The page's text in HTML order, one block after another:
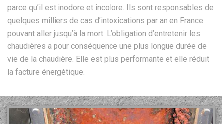
parce qu’il est inodore et incolore. Ils sont responsables de
quelques milliers de cas d’intoxications par an en France
pouvant aller jusqu’à la mort. L’obligation d’entretenir les
chaudières a pour conséquence une plus longue durée de
vie de la chaudière. Elle est plus performante et elle réduit
la facture énergétique.